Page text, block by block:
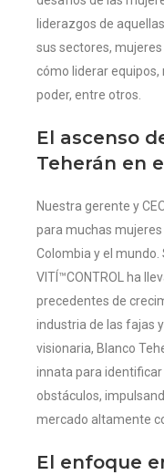
liderazgos de
sus sectores,
cómo liderar
poder, entre otros.
El ascenso
Teherán en
Nuestra gerente y
para muchas
Colombia y el
VITÍ™CONTROL ha
precedentes de
industria de las fajas
visionaria, Blanco
innata para
obstáculos,
mercado altamente
El enfoque